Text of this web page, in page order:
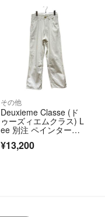
その他
Deuxieme Classe (ド
ゥーズィエムクラス) L
ee 別注 ペインターデ
0 ホワイト 34
¥13,200